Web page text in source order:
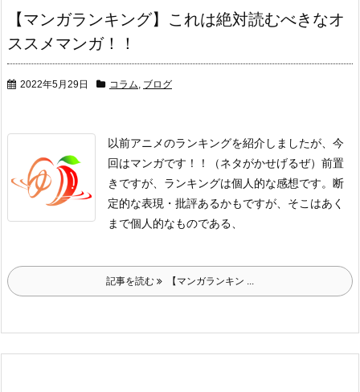
【マンガランキング】これは絶対読むべきなオ
ススメマンガ！！
2022年5月29日 コラム, ブログ
以前アニメのランキングを紹介しましたが、 今
回はマンガです！！（ネタがかせげるぜ） 前置
きですが、ランキングは個人的な感想です。 断
定的な表現・批評あるかもですが、そこはあく
まで個人的なものである、
記事を読む 【マンガランキン ...